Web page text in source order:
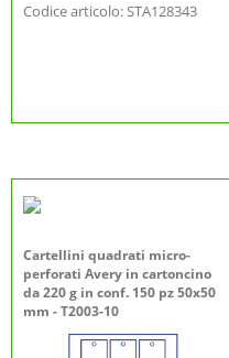
Codice articolo: STA128343
Cartellini quadrati micro-
perforati Avery in cartoncino
da 220 g in conf. 150 pz 50x50
mm - T2003-10